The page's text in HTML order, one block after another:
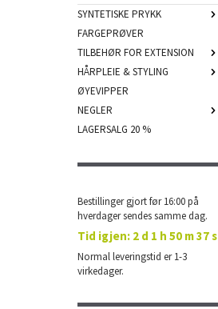
SYNTETISKE PRYKK
FARGEPRØVER
TILBEHØR FOR EXTENSION
HÅRPLEIE & STYLING
ØYEVIPPER
NEGLER
LAGERSALG 20 %
Bestillinger gjort før 16:00 på
hverdager sendes samme dag.
Tid igjen: 2 d 1 h 50 m 36 s
Normal leveringstid er 1-3
virkedager.